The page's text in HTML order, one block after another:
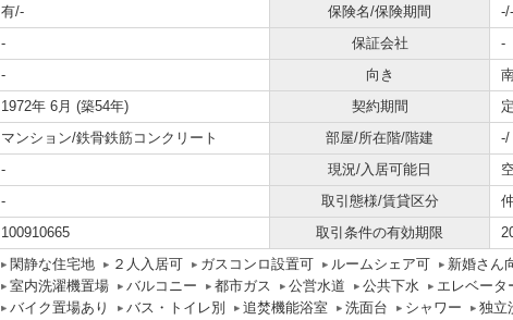
有/- 保険名/保険期間
-/-
- 保証会社
-
- 向き
1972年 6月 (築54年) 契約期間
マンション/鉄骨鉄筋コンクリート 部屋/所在階/階建
-/
- 現況/入居可能日
- 取引態様/賃貸区分
100910665 取引条件の有効期限
閑静な住宅地 ２人入居可 ガスコンロ設置可 ルームシェア可
新婚さん
室内洗濯機置場
バルコニー 都市ガス 公営水道 公共下水
エレベータ
バイク置場あり
バス・トイレ別 追焚機能浴室 洗面台 シャワー
独立